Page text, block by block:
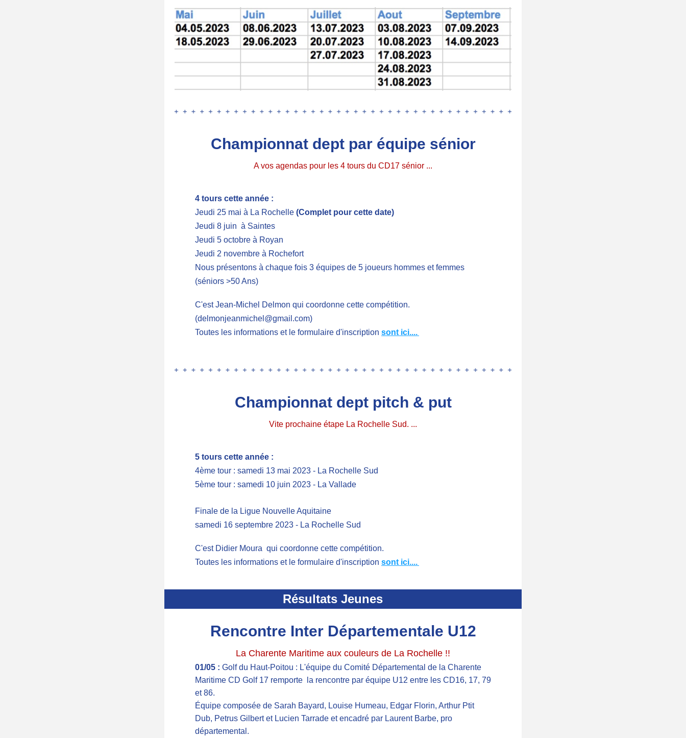
Championnat dept par équipe sénior
A vos agendas pour les 4 tours du CD17 sénior ...
4 tours cette année :
Jeudi 25 mai à La Rochelle (Complet pour cette date)
Jeudi 8 juin  à Saintes
Jeudi 5 octobre à Royan
Jeudi 2 novembre à Rochefort
Nous présentons à chaque fois 3 équipes de 5 joueurs hommes et femmes
(séniors >50 Ans)
C'est Jean-Michel Delmon qui coordonne cette compétition.
(delmonjeanmichel@gmail.com)
Toutes les informations et le formulaire d'inscription sont ici....
Championnat dept pitch & put
Vite prochaine étape La Rochelle Sud. ...
5 tours cette année :
4ème tour : samedi 13 mai 2023 - La Rochelle Sud
5ème tour : samedi 10 juin 2023 - La Vallade
Finale de la Ligue Nouvelle Aquitaine
samedi 16 septembre 2023 - La Rochelle Sud
C'est Didier Moura  qui coordonne cette compétition.
Toutes les informations et le formulaire d'inscription sont ici....
Résultats Jeunes
Rencontre Inter Départementale U12
La Charente Maritime aux couleurs de La Rochelle !!
01/05 : Golf du Haut-Poitou : L'équipe du Comité Départemental de la Charente
Maritime CD Golf 17 remporte  la rencontre par équipe U12 entre les CD16, 17, 79
et 86.
Équipe composée de Sarah Bayard, Louise Humeau, Edgar Florin, Arthur Ptit
Dub, Petrus Gilbert et Lucien Tarrade et encadré par Laurent Barbe, pro
départemental.